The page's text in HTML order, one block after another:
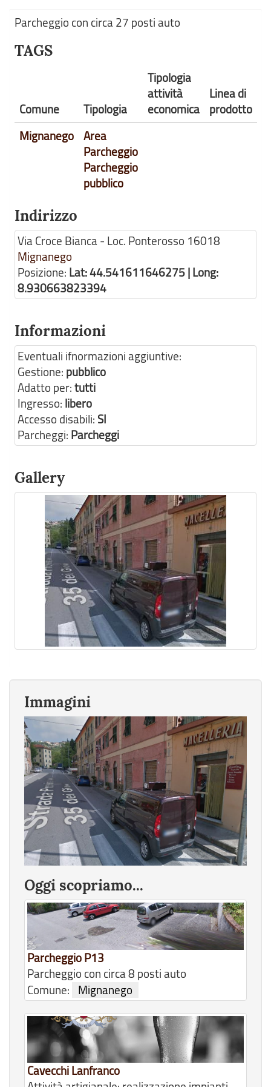
Parcheggio con circa 27 posti auto
TAGS
Comune Tipologia
Tipologia
attività
economica
Linea di
prodotto
Mignanego
Area
Parcheggio
Parcheggio
pubblico
Indirizzo
Via Croce Bianca - Loc. Ponterosso 16018
Mignanego
Posizione: Lat: 44.541611646275 | Long:
8.930663823394
Informazioni
Eventuali ifnormazioni aggiuntive:
Gestione: pubblico
Adatto per:tutti
Ingresso: libero
Accesso disabili: SI
Parcheggi: Parcheggi
Gallery
Immagini
Oggi scopriamo...
Parcheggio P13
Parcheggio con circa 8 posti auto
Comune:
Mignanego
Cavecchi Lanfranco